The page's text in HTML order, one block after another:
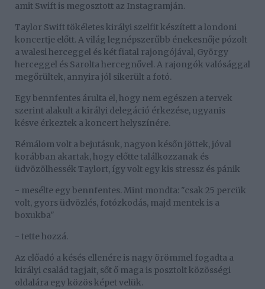
amit Swift is megosztott az Instagramján.
Taylor Swift tökéletes királyi szelfit készített a londoni
koncertje előtt. A világ legnépszerűbb énekesnője pózolt
a walesi herceggel és két fiatal rajongójával, György
herceggel és Sarolta hercegnővel. A rajongók valósággal
megőrültek, annyira jól sikerült a fotó.
Egy bennfentes árulta el, hogy nem egészen a tervek
szerint alakult a királyi delegáció érkezése, ugyanis
késve érkeztek a koncert helyszínére.
Rémálom volt a bejutásuk, nagyon későn jöttek, jóval
korábban akartak, hogy előtte találkozzanak és
üdvözölhessék Taylort, így volt egy kis stressz és pánik
- mesélte egy bennfentes. Mint mondta: "csak 25 percük
volt, gyors üdvözlés, fotózkodás, majd mentek is a
boxukba"
- tette hozzá.
Az előadó a késés ellenére is nagy örömmel fogadta a
királyi család tagjait, sőt ő maga is posztolt közösségi
oldalára egy közös képet velük.